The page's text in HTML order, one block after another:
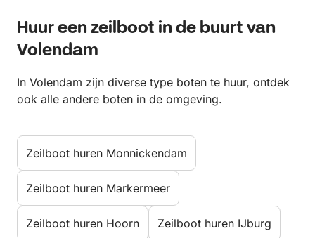
Huur een zeilboot in de buurt van
Volendam
In Volendam zijn diverse type boten te huur, ontdek
ook alle andere boten in de omgeving.
Zeilboot huren Monnickendam
Zeilboot huren Markermeer
Zeilboot huren Hoorn Zeilboot huren IJburg